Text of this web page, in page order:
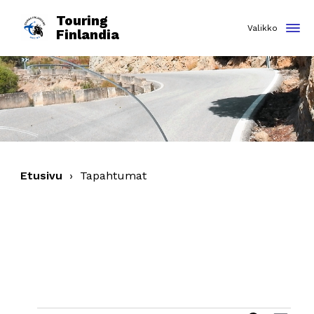
Touring
Finlandia
Etusivu › Tapahtumat